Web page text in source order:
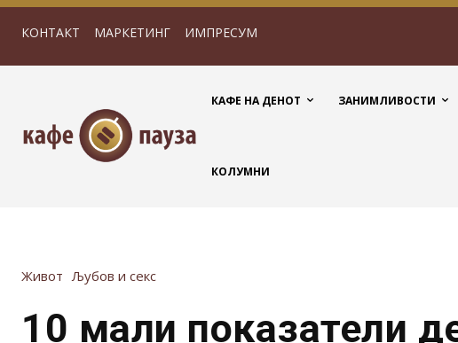
КОНТАКТ МАРКЕТИНГ ИМПРЕСУМ
КАФЕ НА ДЕНОТ ЗАНИМЛИВОСТИ
КОЛУМНИ
Живот Љубов и секс
10 мали показатели